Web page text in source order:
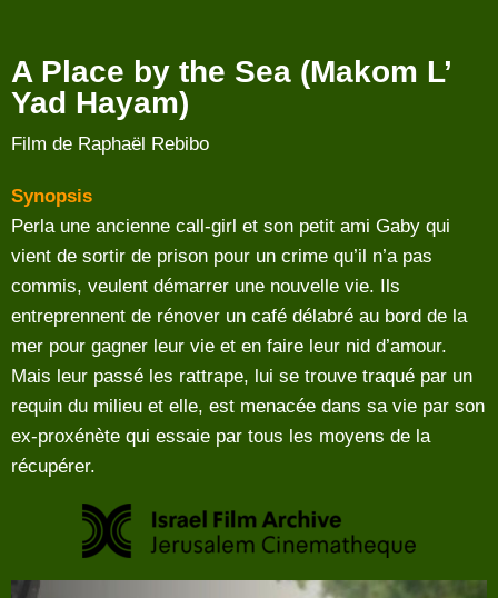
A Place by the Sea (Makom L’
Yad Hayam)
Film de Raphaël Rebibo
Synopsis
Perla une ancienne call-girl et son petit ami Gaby qui
vient de sortir de prison pour un crime qu’il n’a pas
commis, veulent démarrer une nouvelle vie. Ils
entreprennent de rénover un café délabré au bord de la
mer pour gagner leur vie et en faire leur nid d’amour.
Mais leur passé les rattrape, lui se trouve traqué par un
requin du milieu et elle, est menacée dans sa vie par son
ex-proxénète qui essaie par tous les moyens de la
récupérer.